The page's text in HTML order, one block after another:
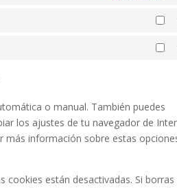
o manual. También puedes
los ajustes de tu navegador de
más información sobre estas
están desactivadas. Si borras